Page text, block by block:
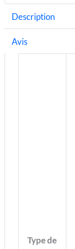
Description
Avis
Type de